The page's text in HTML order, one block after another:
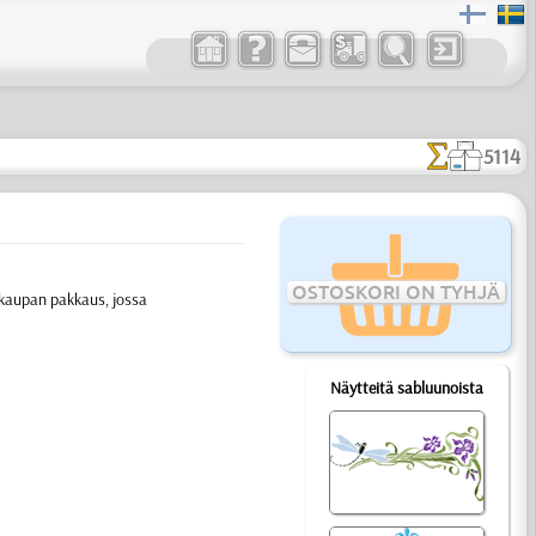
5114
OSTOSKORI ON TYHJÄ
Näytteitä sabluunoista
pakkaus, jossa